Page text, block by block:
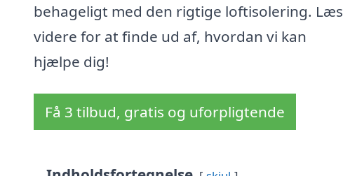
behageligt med den rigtige loftisolering. Læs
videre for at finde ud af, hvordan vi kan
hjælpe dig!
Få 3 tilbud, gratis og uforpligtende